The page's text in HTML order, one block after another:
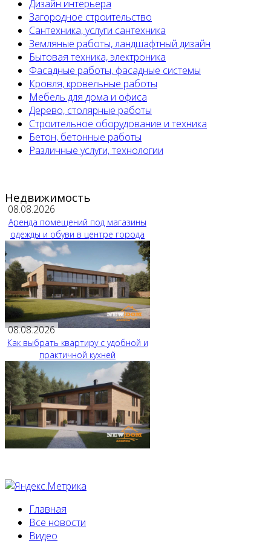
Дизайн интерьера
Загородное строительство
Сантехника, услуги сантехника
Земляные работы, ландшафтный дизайн
Бытовая техника, электроника
Фасадные работы, фасадные системы
Кровля, кровельные работы
Мебель для дома и офиса
Дерево, столярные работы
Строительное оборудование и техника
Бетон, бетонные работы
Различные услуги, технологии
Недвижимость
08.08.2026
Аренда помещений под магазины
одежды и обуви в центре города
08.08.2026
Как выбрать квартиру с удобной и
практичной кухней
Главная
Все новости
Видео